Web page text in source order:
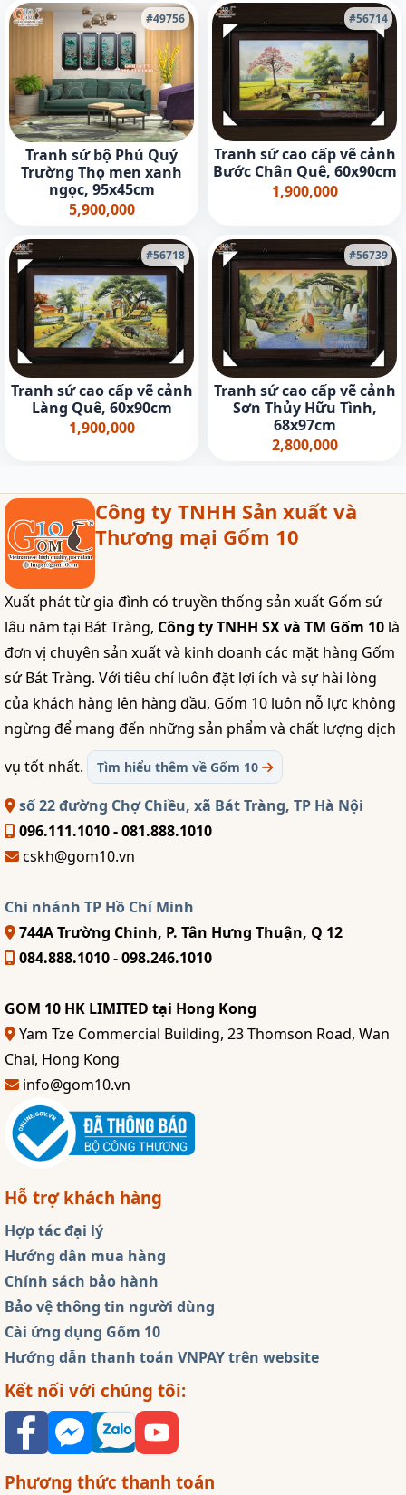
#49756
Tranh sứ bộ Phú Quý
Trường Thọ men xanh
ngọc, 95x45cm
5,900,000
#56714
Tranh sứ cao cấp vẽ cảnh
Bước Chân Quê, 60x90cm
1,900,000
#56718
Tranh sứ cao cấp vẽ cảnh
Làng Quê, 60x90cm
1,900,000
#56739
Tranh sứ cao cấp vẽ cảnh
Sơn Thủy Hữu Tình,
68x97cm
2,800,000
Công ty TNHH Sản xuất và
Thương mại Gốm 10
Xuất phát từ gia đình có truyền thống sản xuất Gốm sứ
lâu năm tại Bát Tràng, Công ty TNHH SX và TM Gốm 10 là
đơn vị chuyên sản xuất và kinh doanh các mặt hàng Gốm
sứ Bát Tràng. Với tiêu chí luôn đặt lợi ích và sự hài lòng
của khách hàng lên hàng đầu, Gốm 10 luôn nỗ lực không
ngừng để mang đến những sản phẩm và chất lượng dịch
vụ tốt nhất.
Tìm hiểu thêm về Gốm 10
số 22 đường Chợ Chiều, xã Bát Tràng, TP Hà Nội
096.111.1010 - 081.888.1010
cskh@gom10.vn
Chi nhánh TP Hồ Chí Minh
744A Trường Chinh, P. Tân Hưng Thuận, Q 12
084.888.1010 - 098.246.1010
GOM 10 HK LIMITED tại Hong Kong
Yam Tze Commercial Building, 23 Thomson Road, Wan
Chai, Hong Kong
info@gom10.vn
Hỗ trợ khách hàng
Hợp tác đại lý
Hướng dẫn mua hàng
Chính sách bảo hành
Bảo vệ thông tin người dùng
Cài ứng dụng Gốm 10
Hướng dẫn thanh toán VNPAY trên website
Kết nối với chúng tôi:
Phương thức thanh toán